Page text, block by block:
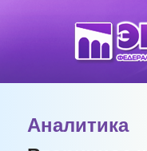
Аналитика